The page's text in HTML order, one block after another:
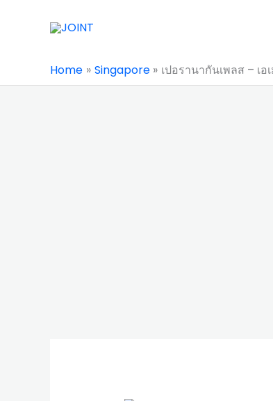
Home Singapore เปอรานากันเพลส – เ